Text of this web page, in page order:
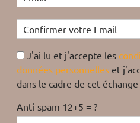
J'ai lu et j'accepte les
données personnelles et
dans le cadre de cet échange
Anti-spam 12+5 = ?